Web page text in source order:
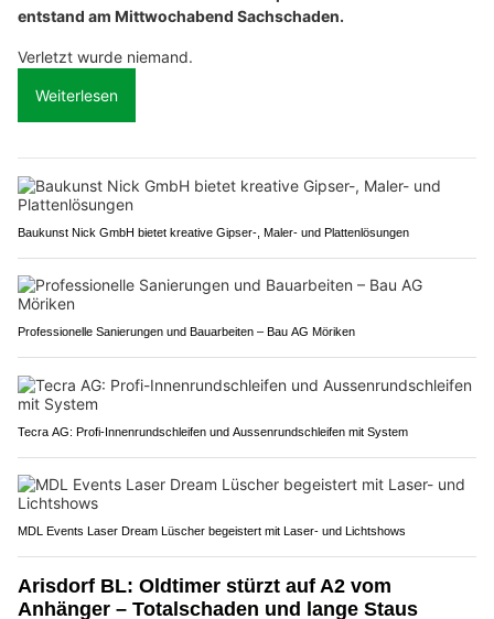
entstand am Mittwochabend Sachschaden.
Verletzt wurde niemand.
Weiterlesen
Baukunst Nick GmbH bietet kreative Gipser-, Maler- und Plattenlösungen
Professionelle Sanierungen und Bauarbeiten – Bau AG Möriken
Tecra AG: Profi-Innenrundschleifen und Aussenrundschleifen mit System
MDL Events Laser Dream Lüscher begeistert mit Laser- und Lichtshows
Arisdorf BL: Oldtimer stürzt auf A2 vom
Anhänger – Totalschaden und lange Staus